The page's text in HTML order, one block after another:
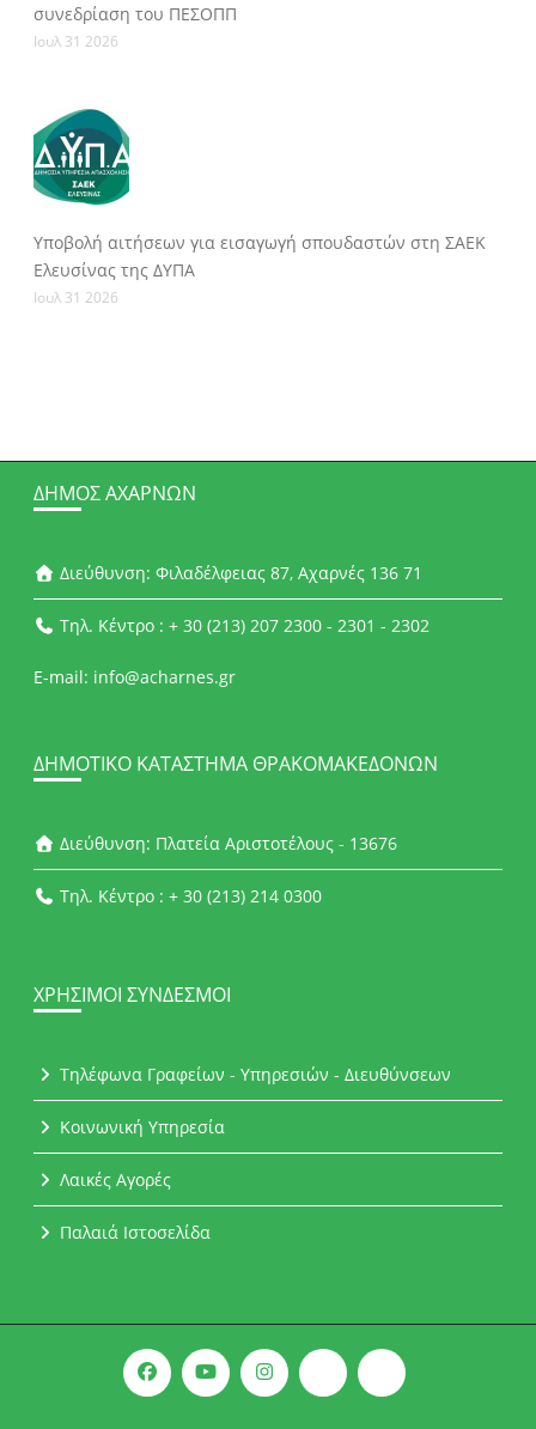
συνεδρίαση του ΠΕΣΟΠΠ
Ιουλ 31 2026
Υποβολή αιτήσεων για εισαγωγή σπουδαστών στη ΣΑΕΚ
Ελευσίνας της ΔΥΠΑ
Ιουλ 31 2026
ΔΉΜΟΣ ΑΧΑΡΝΏΝ
Διεύθυνση: Φιλαδέλφειας 87, Αχαρνές 136 71
Τηλ. Κέντρο : + 30 (213) 207 2300 - 2301 - 2302
E-mail: info@acharnes.gr
ΔΗΜΟΤΙΚΌ ΚΑΤΆΣΤΗΜΑ ΘΡΑΚΟΜΑΚΕΔΌΝΩΝ
Διεύθυνση: Πλατεία Αριστοτέλους - 13676
Τηλ. Κέντρο : + 30 (213) 214 0300
ΧΡΉΣΙΜΟΙ ΣΎΝΔΕΣΜΟΙ
Τηλέφωνα Γραφείων - Υπηρεσιών - Διευθύνσεων
Κοινωνική Υπηρεσία
Λαικές Αγορές
Παλαιά Ιστοσελίδα